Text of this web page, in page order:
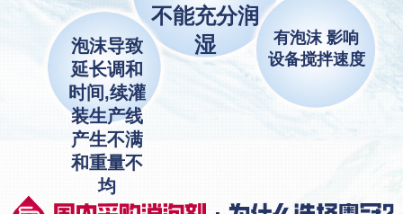
不能充分润
湿
泡沫导致
延长调和
时间,续灌
装生产线
产生不满
和重量不
均
有泡沫 影响
设备搅拌速度